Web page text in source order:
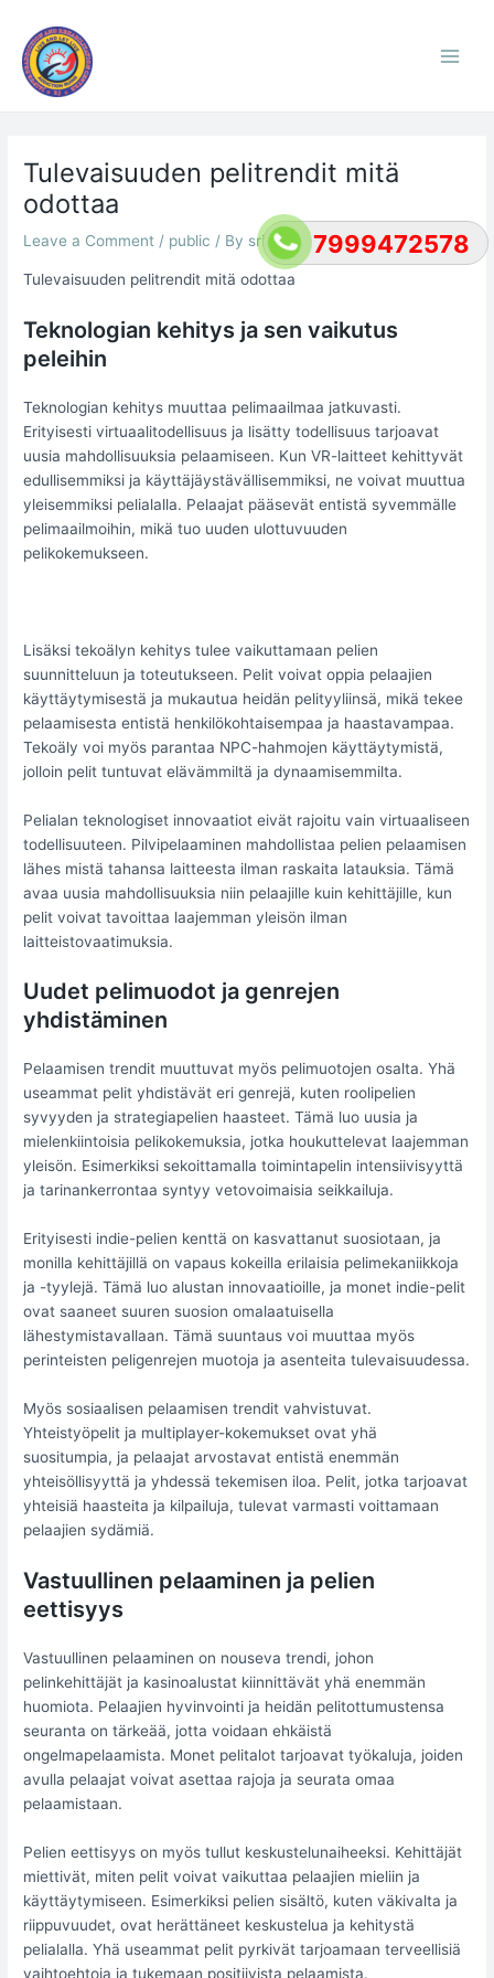
7999472578
content
Tulevaisuuden pelitrendit mitä
odottaa
Leave a Comment / public / By srishti
Tulevaisuuden pelitrendit mitä odottaa
Teknologian kehitys ja sen vaikutus
peleihin
Teknologian kehitys muuttaa pelimaailmaa jatkuvasti.
Erityisesti virtuaalitodellisuus ja lisätty todellisuus tarjoavat
uusia mahdollisuuksia pelaamiseen. Kun VR-laitteet kehittyvät
edullisemmiksi ja käyttäjäystävällisemmiksi, ne voivat muuttua
yleisemmiksi pelialalla. Pelaajat pääsevät entistä syvemmälle
pelimaailmoihin, mikä tuo uuden ulottuvuuden
pelikokemukseen.
Lisäksi tekoälyn kehitys tulee vaikuttamaan pelien
suunnitteluun ja toteutukseen. Pelit voivat oppia pelaajien
käyttäytymisestä ja mukautua heidän pelityyliinsä, mikä tekee
pelaamisesta entistä henkilökohtaisempaa ja haastavampaa.
Tekoäly voi myös parantaa NPC-hahmojen käyttäytymistä,
jolloin pelit tuntuvat elävämmiltä ja dynaamisemmilta.
Pelialan teknologiset innovaatiot eivät rajoitu vain virtuaaliseen
todellisuuteen. Pilvipelaaminen mahdollistaa pelien pelaamisen
lähes mistä tahansa laitteesta ilman raskaita latauksia. Tämä
avaa uusia mahdollisuuksia niin pelaajille kuin kehittäjille, kun
pelit voivat tavoittaa laajemman yleisön ilman
laitteistovaatimuksia.
Uudet pelimuodot ja genrejen
yhdistäminen
Pelaamisen trendit muuttuvat myös pelimuotojen osalta. Yhä
useammat pelit yhdistävät eri genrejä, kuten roolipelien
syvyyden ja strategiapelien haasteet. Tämä luo uusia ja
mielenkiintoisia pelikokemuksia, jotka houkuttelevat laajemman
yleisön. Esimerkiksi sekoittamalla toimintapelin intensiivisyyttä
ja tarinankerrontaa syntyy vetovoimaisia seikkailuja.
Erityisesti indie-pelien kenttä on kasvattanut suosiotaan, ja
monilla kehittäjillä on vapaus kokeilla erilaisia pelimekaniikkoja
ja -tyylejä. Tämä luo alustan innovaatioille, ja monet indie-pelit
ovat saaneet suuren suosion omalaatuisella
lähestymistavallaan. Tämä suuntaus voi muuttaa myös
perinteisten peligenrejen muotoja ja asenteita tulevaisuudessa.
Myös sosiaalisen pelaamisen trendit vahvistuvat.
Yhteistyöpelit ja multiplayer-kokemukset ovat yhä
suositumpia, ja pelaajat arvostavat entistä enemmän
yhteisöllisyyttä ja yhdessä tekemisen iloa. Pelit, jotka tarjoavat
yhteisiä haasteita ja kilpailuja, tulevat varmasti voittamaan
pelaajien sydämiä.
Vastuullinen pelaaminen ja pelien
eettisyys
Vastuullinen pelaaminen on nouseva trendi, johon
pelinkehittäjät ja kasinoalustat kiinnittävät yhä enemmän
huomiota. Pelaajien hyvinvointi ja heidän pelitottumustensa
seuranta on tärkeää, jotta voidaan ehkäistä
ongelmapelaamista. Monet pelitalot tarjoavat työkaluja, joiden
avulla pelaajat voivat asettaa rajoja ja seurata omaa
pelaamistaan.
Pelien eettisyys on myös tullut keskustelunaiheeksi. Kehittäjät
miettivät, miten pelit voivat vaikuttaa pelaajien mieliin ja
käyttäytymiseen. Esimerkiksi pelien sisältö, kuten väkivalta ja
riippuvuudet, ovat herättäneet keskustelua ja kehitystä
pelialalla. Yhä useammat pelit pyrkivät tarjoamaan terveellisiä
vaihtoehtoja ja tukemaan positiivista pelaamista.
navigation